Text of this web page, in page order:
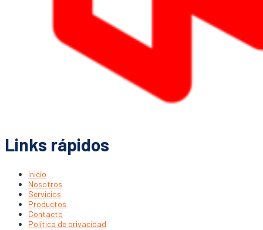
Links rápidos
Inicio
Nosotros
Servicios
Productos
Contacto
Política de privacidad